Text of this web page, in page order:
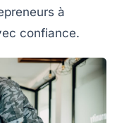
à
confiance.